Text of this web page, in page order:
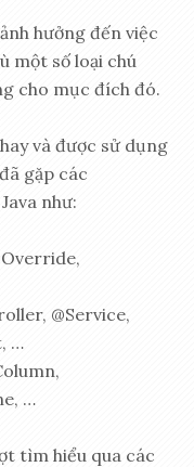
hưởng đến việc
một số loại chú
cho mục đích đó.
và được sử dụng
gặp các
như:
@Service,
…
…
tìm hiểu qua các